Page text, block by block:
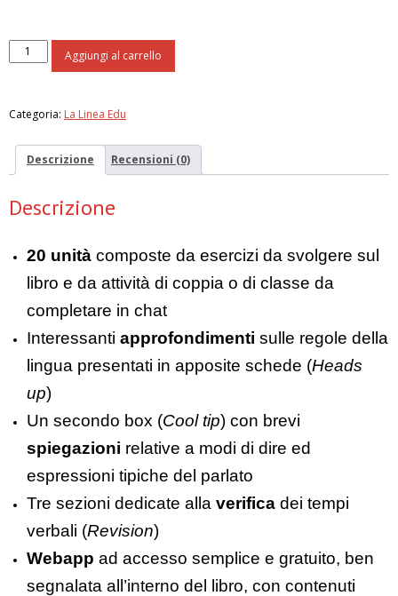
Smart
English
Aggiungi al carrello
Categoria: La Linea Edu
Descrizione Recensioni (0)
Descrizione
20 unità composte da esercizi da svolgere sul
libro e da attività di coppia o di classe da
completare in chat
Interessanti approfondimenti sulle regole della
lingua presentati in apposite schede (Heads
up)
Un secondo box (Cool tip) con brevi
spiegazioni relative a modi di dire ed
espressioni tipiche del parlato
Tre sezioni dedicate alla verifica dei tempi
verbali (Revision)
Webapp ad accesso semplice e gratuito, ben
segnalata all’interno del libro, con contenuti